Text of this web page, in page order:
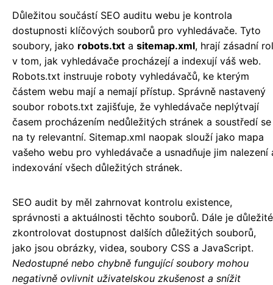
Důležitou součástí SEO auditu webu je kontrola
dostupnosti klíčových souborů pro vyhledávače. Tyto
soubory, jako robots.txt a sitemap.xml, hrají zásadní
v tom, jak vyhledávače procházejí a indexují váš web.
Robots.txt instruuje roboty vyhledávačů, ke kterým
částem webu mají a nemají přístup. Správně nastavený
soubor robots.txt zajišťuje, že vyhledávače neplýtvají
časem procházením nedůležitých stránek a soustředí se
na ty relevantní. Sitemap.xml naopak slouží jako mapa
vašeho webu pro vyhledávače a usnadňuje jim nalezení
indexování všech důležitých stránek.
SEO audit by měl zahrnovat kontrolu existence,
správnosti a aktuálnosti těchto souborů. Dále je důležité
zkontrolovat dostupnost dalších důležitých souborů,
jako jsou obrázky, videa, soubory CSS a JavaScript.
Nedostupné nebo chybně fungující soubory mohou
negativně ovlivnit uživatelskou zkušenost a snížit